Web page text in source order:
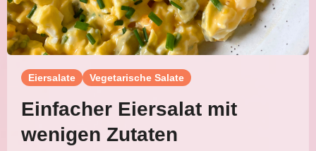
Eiersalate Vegetarische Salate
Einfacher Eiersalat mit
wenigen Zutaten